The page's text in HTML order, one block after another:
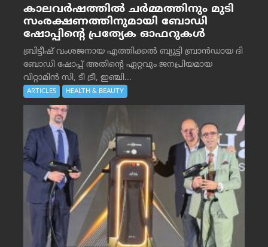
കാലവർഷത്തിൽ ചർമ്മത്തിനും മുടി
സംരക്ഷണത്തിനുമായി ബോഡി
ഷോപ്പിന്റെ പ്രത്യേക ഓഫറുകൾ
ബ്രിട്ടീഷ് വംശജനായ എത്തിക്കൽ ബ്യൂട്ടി ബ്രാൻഡായ ദി
ബോഡി ഷോപ്പ് അതിന്റെ ഏറ്റവും ജനപ്രിയമായ
വിറ്റാമിൻ സി, ടീ ട്രീ, ഇഞ്ചി...
ARTICLES HEALTH & BEAUTY